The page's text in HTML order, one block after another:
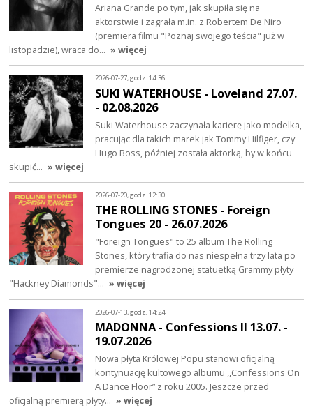
Ariana Grande po tym, jak skupiła się na
aktorstwie i zagrała m.in. z Robertem De Niro
(premiera filmu "Poznaj swojego teścia" już w
listopadzie), wraca do… » więcej
2026-07-27, godz. 14:36
SUKI WATERHOUSE - Loveland 27.07.
- 02.08.2026
Suki Waterhouse zaczynała karierę jako modelka,
pracując dla takich marek jak Tommy Hilfiger, czy
Hugo Boss, później została aktorką, by w końcu
skupić… » więcej
2026-07-20, godz. 12:30
THE ROLLING STONES - Foreign
Tongues 20 - 26.07.2026
"Foreign Tongues" to 25 album The Rolling
Stones, który trafia do nas niespełna trzy lata po
premierze nagrodzonej statuetką Grammy płyty
"Hackney Diamonds"… » więcej
2026-07-13, godz. 14:24
MADONNA - Confessions II 13.07. -
19.07.2026
Nowa płyta Królowej Popu stanowi oficjalną
kontynuację kultowego albumu ,,Confessions On
A Dance Floor” z roku 2005. Jeszcze przed
oficjalną premierą płyty… » więcej